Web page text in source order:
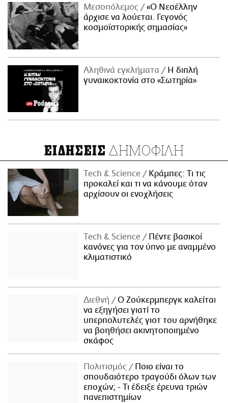
Μεσοπόλεμος
«Ο Νεοέλλην
άρχισε να λούεται. Γεγονός
κοσμοϊστορικής σημασίας»
Αληθινά εγκλήματα
Η διπλή
γυναικοκτονία στο «Σωτηρία»
ΕΙΔΗΣΕΙΣ ΔΗΜΟΦΙΛΗ
Τech & Science
Κράμπες: Τι τις
προκαλεί και τι να κάνουμε όταν
αρχίσουν οι ενοχλήσεις
Τech & Science
Πέντε βασικοί
κανόνες για τον ύπνο με αναμμένο
κλιματιστικό
Διεθνή
Ο Ζούκερμπεργκ καλείται
να εξηγήσει γιατί το
υπερπολυτελές γιοτ του αρνήθηκε
να βοηθήσει ακινητοποιημένο
σκάφος
Πολιτισμός
Ποιο είναι το
σπουδαιότερο τραγούδι όλων των
εποχών; - Τι έδειξε έρευνα τριών
πανεπιστημίων